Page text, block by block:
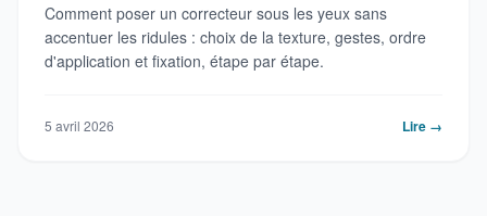
Comment poser un correcteur sous les yeux sans
accentuer les ridules : choix de la texture, gestes, ordre
d'application et fixation, étape par étape.
5 avril 2026 Lire →